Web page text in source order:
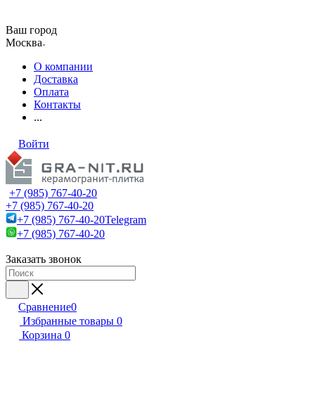
Ваш город
Москва
О компании
Доставка
Оплата
Контакты
...
Войти
+7 (985) 767-40-20
+7 (985) 767-40-20
+7 (985) 767-40-20Telegram
+7 (985) 767-40-20
Заказать звонок
Сравнение0
Избранные товары 0
Корзина 0